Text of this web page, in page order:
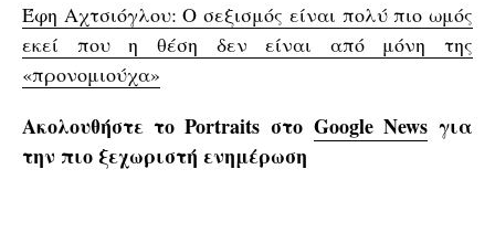
Έφη Αχτσιόγλου: O σεξισμός είναι πολύ πιο ωμός
εκεί που η θέση δεν είναι από μόνη της
«προνομιούχα»
Ακολουθήστε το Portraits στο Google Newsγια
την πιο ξεχωριστή ενημέρωση